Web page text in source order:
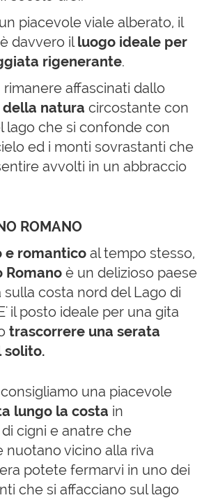
piacevole viale alberato, il
davvero illuogo ideale per
rigenerante.
rimanere affascinati dallo
natura circostante con
lago che si confonde con
ed i monti sovrastanti che
avvolti in un abbraccio
ROMANO
e romantico al tempo stesso,
Romano è un delizioso paese
sulla costa nord del Lago di
il posto ideale per una gita
trascorrere una serata
solito.
una piacevole
lungo la costa in
cigni e anatre che
nuotano vicino alla riva
potete fermarvi in uno dei
che si affacciano sul lago